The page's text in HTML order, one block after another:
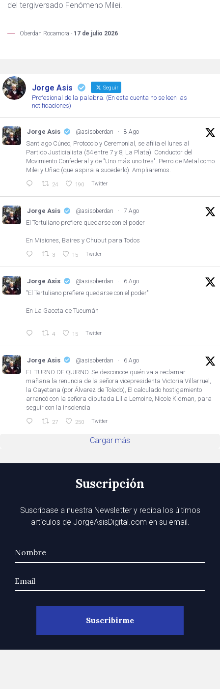
del tergiversado Fenómeno Milei.
Oberdan Rocamora - 17 de julio 2026
Jorge Asis Seguir
Profesional de la palabra. (En esta cuenta no se leen las
notificaciones)
Jorge Asis @asisoberdan · 8 Ago
Santiago Cúneo, Protocolo y Ceremonial, se afilia el lunes al
Partido Justicialista (54 entre 7 y 8, La Plata). Conductor del
Movimiento Confederal y de "Uno más uno tres". Perro de Metal como
Milei y Uñac (que aspira a sucederlo). Ampliaremos.
24 190 Twitter
Jorge Asis @asisoberdan · 7 Ago
El Tertuliano prefiere quedarse con el poder
En Misiones, Baires y Chubut para Todos
3 15 Twitter
Jorge Asis @asisoberdan · 6 Ago
"El Tertuliano prefiere quedarse con el poder"
En La Gaceta de Tucumán
4 15 Twitter
Jorge Asis @asisoberdan · 6 Ago
EL TURNO DE QUIRNO. Se desconoce quién va a reclamar
mañana la renuncia de la señora vicepresidenta Victoria Villarruel,
la Cayetana (por Álvarez de Toledo), El calculado hostigamiento
arrancó con la señora diputada Lilia Lemoine, Nicole Kidman, para
seguir con la insolencia
27 250 Twitter
Cargar más
Suscripción
Suscríbase a nuestra Newsletter y reciba los últimos
artículos de JorgeAsisDigital.com en su email.